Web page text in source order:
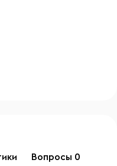
Вопросы 0